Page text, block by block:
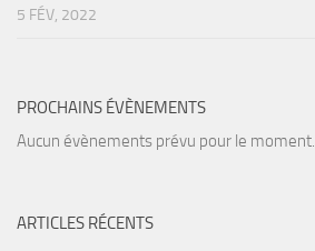
5 FÉV, 2022
PROCHAINS ÉVÈNEMENTS
Aucun évènements prévu pour le moment.
ARTICLES RÉCENTS